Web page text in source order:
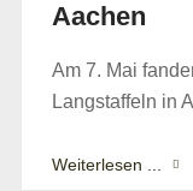
Aachen
Am 7. Mai
Langstaffeln in
Weiterlesen ...